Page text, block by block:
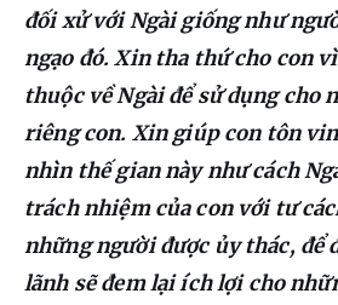
đối xử với Ngài giống như
ngạo đó. Xin tha thứ cho con
thuộc về Ngài để sử dụng cho
riêng con. Xin giúp con tôn
nhìn thế gian này như cách
trách nhiệm của con với tư
những người được ủy thác, để
lãnh sẽ đem lại ích lợi cho